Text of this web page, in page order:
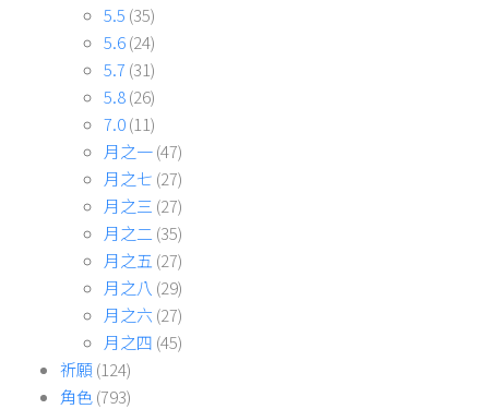
5.5 (35)
5.6(24)
5.7 (31)
5.8(26)
7.0(11)
月之一(47)
月之七 (27)
月之三 (27)
月之二 (35)
月之五 (27)
月之八 (29)
月之六 (27)
月之四 (45)
祈願(124)
角色(793)